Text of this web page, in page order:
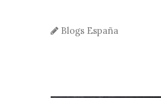
Blogs España